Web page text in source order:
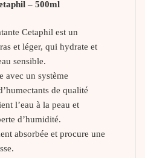
– 500ml
Cetaphil est un
et léger, qui hydrate et
sensible.
avec un système
de qualité
l’eau à la peau et
d’humidité.
absorbée et procure une